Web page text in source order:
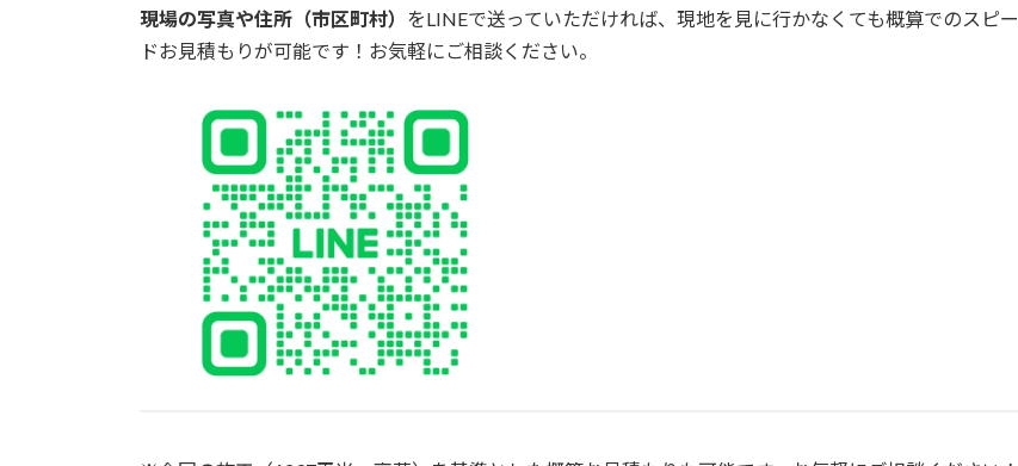
現場の写真や住所（市区町村） をLINEで送っていただければ、現地を見に行かなくても概算でのスピー
ドお見積もりが可能です！お気軽にご相談ください。